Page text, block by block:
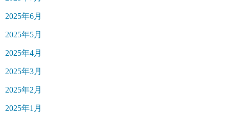
2025年6月
2025年5月
2025年4月
2025年3月
2025年2月
2025年1月